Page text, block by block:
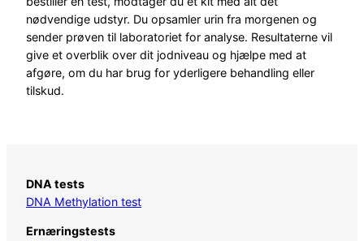
nødvendige udstyr. Du opsamler urin fra morgenen og
sender prøven til laboratoriet for analyse. Resultaterne vil
give et overblik over dit jodniveau og hjælpe med at
afgøre, om du har brug for yderligere behandling eller
tilskud.
DNA tests
DNA Methylation test
Ernæringstests